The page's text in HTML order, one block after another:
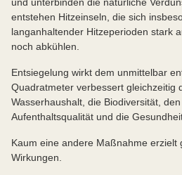
und unterbinden die natürliche
entstehen Hitzeinseln, die sich
langanhaltender Hitzeperioden stark
noch abkühlen.
Entsiegelung wirkt dem unmittelbar
Quadratmeter verbessert gleichzeitig
Wasserhaushalt, die Biodiversität,
Aufenthaltsqualität und die
Kaum eine andere Maßnahme erzielt
Wirkungen.